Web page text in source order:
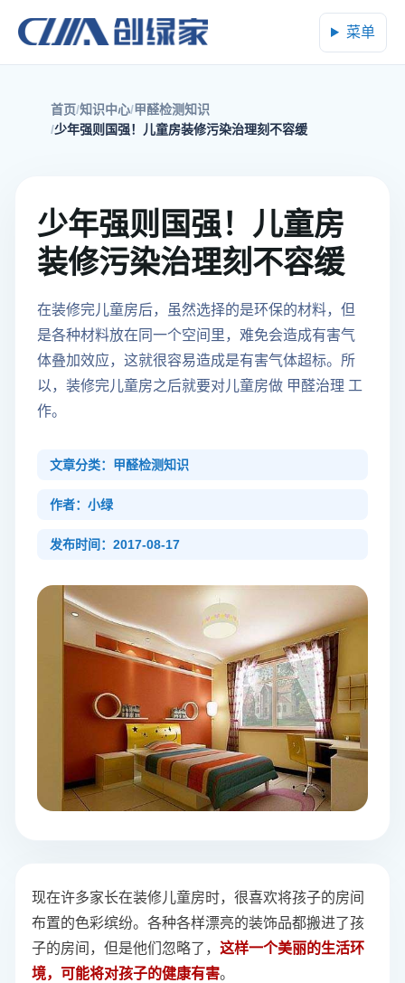
菜单
首页 知识中心 甲醛检测知识
少年强则国强！儿童房装修污染治理刻不容缓
少年强则国强！儿童房
装修污染治理刻不容缓
在装修完儿童房后，虽然选择的是环保的材料，但
是各种材料放在同一个空间里，难免会造成有害气
体叠加效应，这就很容易造成是有害气体超标。所
以，装修完儿童房之后就要对儿童房做 甲醛治理 工
作。
文章分类：甲醛检测知识
作者：小绿
发布时间：2017-08-17
现在许多家长在装修儿童房时，很喜欢将孩子的房间
布置的色彩缤纷。各种各样漂亮的装饰品都搬进了孩
子的房间，但是他们忽略了， 这样一个美丽的生活环
境，可能将对孩子的健康有害。